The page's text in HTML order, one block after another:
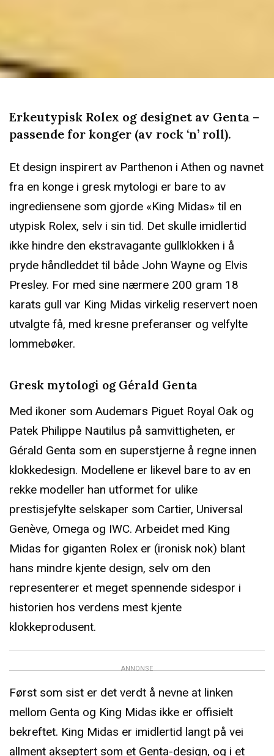
Erkeutypisk Rolex og designet av Genta –
passende for konger (av rock ‘n’ roll).
Et design inspirert av Parthenon i Athen og navnet
fra en konge i gresk mytologi er bare to av
ingrediensene som gjorde «King Midas» til en
utypisk Rolex, selv i sin tid. Det skulle imidlertid
ikke hindre den ekstravagante gullklokken i å
pryde håndleddet til både John Wayne og Elvis
Presley. For med sine nærmere 200 gram 18
karats gull var King Midas virkelig reservert noen
utvalgte få, med kresne preferanser og velfylte
lommebøker.
Gresk mytologi og Gérald Genta
Med ikoner som Audemars Piguet Royal Oak og
Patek Philippe Nautilus på samvittigheten, er
Gérald Genta som en superstjerne å regne innen
klokkedesign. Modellene er likevel bare to av en
rekke modeller han utformet for ulike
prestisjefylte selskaper som Cartier, Universal
Genève, Omega og IWC. Arbeidet med King
Midas for giganten Rolex er (ironisk nok) blant
hans mindre kjente design, selv om den
representerer et meget spennende sidespor i
historien hos verdens mest kjente
klokkeprodusent.
ANNONSE
Først som sist er det verdt å nevne at linken
mellom Genta og King Midas ikke er offisielt
bekreftet. King Midas er imidlertid langt på vei
allment akseptert som et Genta-design, og i et